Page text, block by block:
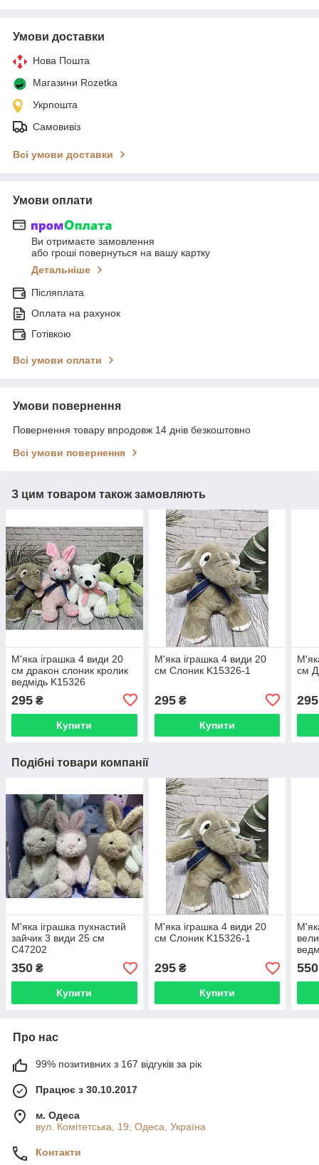
Умови доставки
Нова Пошта
Магазини Rozetka
Укрпошта
Самовивіз
Всі умови доставки
Умови оплати
Ви отримаєте замовлення
або гроші повернуться на вашу картку
Детальніше
Післяплата
Оплата на рахунок
Готівкою
Всі умови оплати
Умови повернення
Повернення товару впродовж 14 днів безкоштовно
Всі умови повернення
З цим товаром також замовляють
М'яка іграшка 4 види 20
см дракон слоник кролик
ведмідь K15326
295 ₴
Купити
М'яка іграшка 4 види 20
см Слоник K15326-1
295₴
Купити
см
295
Подібні товари компанії
М'яка іграшка пухнастий
зайчик 3 види 25 см
C47202
350 ₴
Купити
М'яка іграшка 4 види 20
см Слоник K15326-1
295₴
Купити
550
Про нас
99% позитивних з 167 відгуків за рік
Працює з 30.10.2017
м. Одеса
вул. Комітетська, 19, Одеса, Україна
Контакти